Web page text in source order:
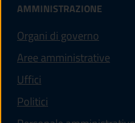
AMMINISTRAZIONE
Organi di governo
Aree amministrative
Uffici
Politici